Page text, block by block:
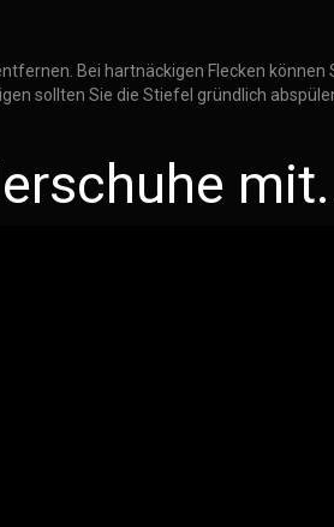
Bei hartnäckigen Flecken können
sollten Sie die Stiefel gründlich